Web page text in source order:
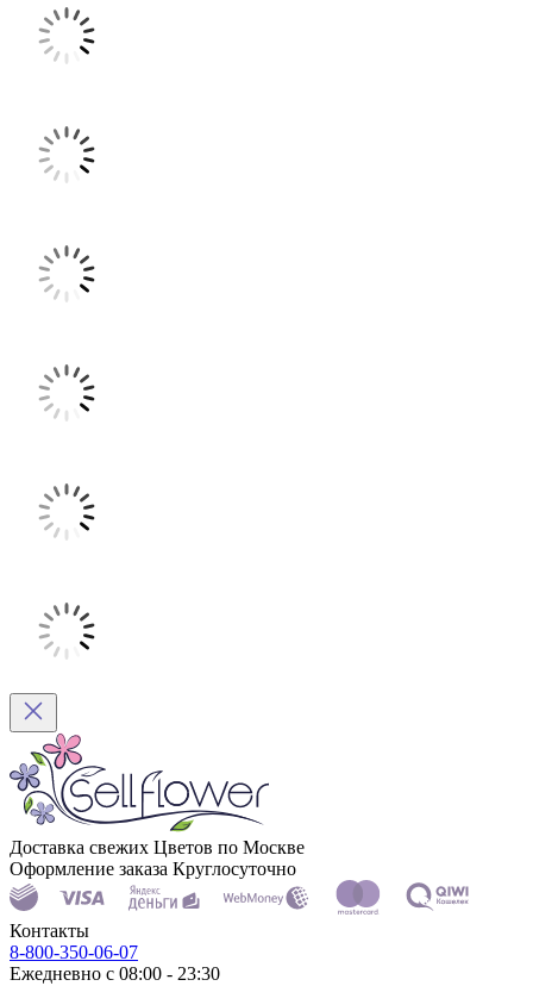
Доставка свежих Цветов по Москве
Оформление заказа Круглосуточно
Контакты
8-800-350-06-07
Ежедневно с 08:00 - 23:30